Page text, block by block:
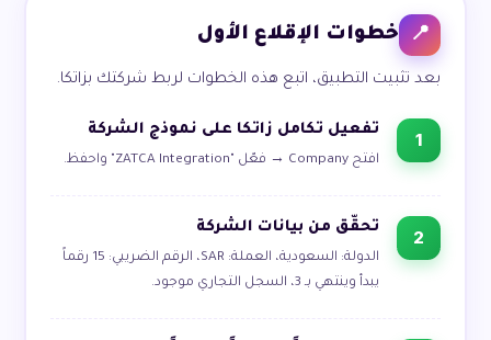
📍 خطوات الإقلاع الأول
بعد تثبيت التطبيق، اتبع هذه الخطوات لربط شركتك بزاتكا.
تفعيل تكامل زاتكا على نموذج الشركة
افتح Company → فعّل "ZATCA Integration" واحفظ.
تحقّق من بيانات الشركة
الدولة: السعودية، العملة: SAR، الرقم الضريبي: 15 رقماً
يبدأ وينتهي بـ 3، السجل التجاري موجود.